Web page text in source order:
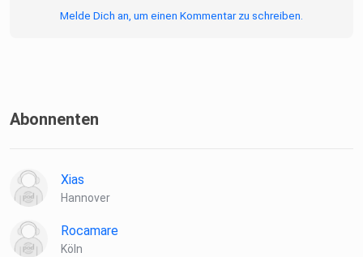
nicht vergessen!
Melde Dich an, um einen Kommentar zu schreiben.
Abonnenten
Xias
Hannover
Rocamare
Köln